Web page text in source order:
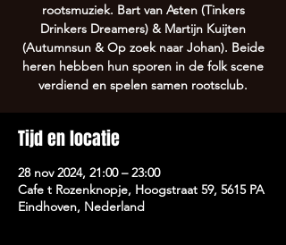
rootsmuziek. Bart van Asten (Tinkers
Drinkers Dreamers) & Martijn Kuijten
(Autumnsun & Op zoek naar Johan). Beide
heren hebben hun sporen in de folk scene
verdiend en spelen samen rootsclub.
Tijd en locatie
28 nov 2024, 21:00 – 23:00
Cafe t Rozenknopje, Hoogstraat 59, 5615 PA
Eindhoven, Nederland